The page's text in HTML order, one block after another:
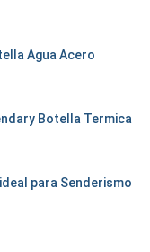
Agua Acero
Botella Termica
para Senderismo